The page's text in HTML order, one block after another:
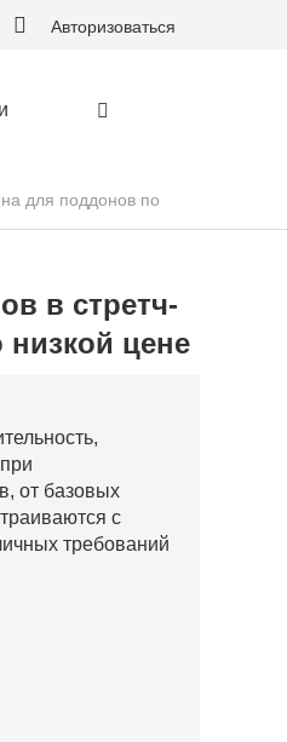
Авторизоваться
в стретч-
цене
от базовых
с
требований